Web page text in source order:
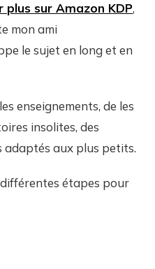
plus sur Amazon KDP,
mon ami
le sujet en long et en
enseignements, de les
insolites, des
adaptés aux plus petits.
étapes pour